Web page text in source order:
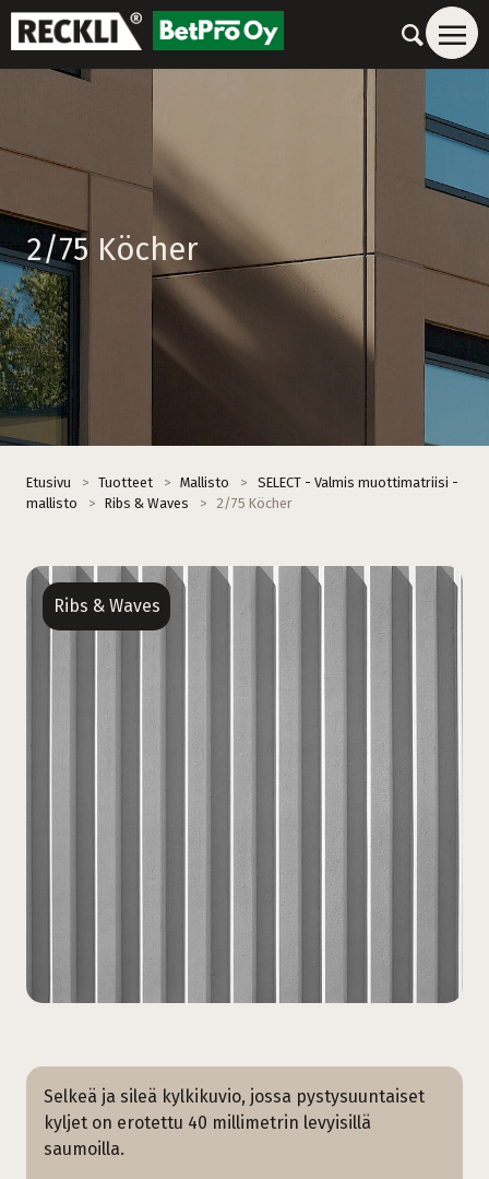
2/75 Köcher
Etusivu > Tuotteet > Mallisto >
SELECT - Valmis muottimatriisi -
mallisto
> Ribs & Waves > 2/75 Köcher
Ribs & Waves
Selkeä ja sileä kylkikuvio, jossa pystysuuntaiset
kyljet on erotettu 40 millimetrin levyisillä
saumoilla.